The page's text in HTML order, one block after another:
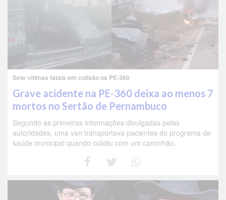
Sete vítimas fatais em colisão na PE-360
Grave acidente na PE-360 deixa ao menos 7
mortos no Sertão de Pernambuco
Segundo as primeiras informações divulgadas pelas
autoridades, uma van transportava pacientes do programa de
saúde municipal quando colidiu com um caminhão.